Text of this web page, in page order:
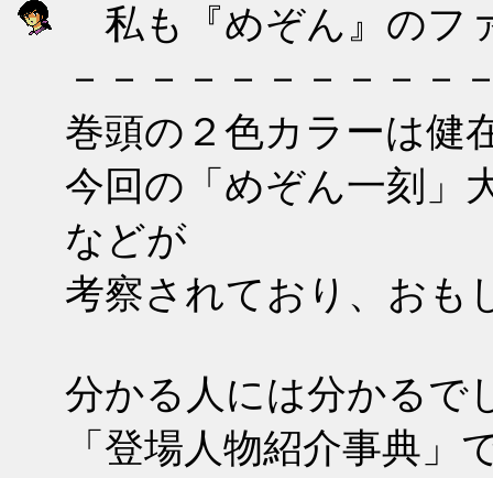
私も『めぞん』のフ
－－－－－－－－－－
巻頭の２色カラーは健
今回の「めぞん一刻」
などが
考察されており、おも
分かる人には分かるで
「登場人物紹介事典